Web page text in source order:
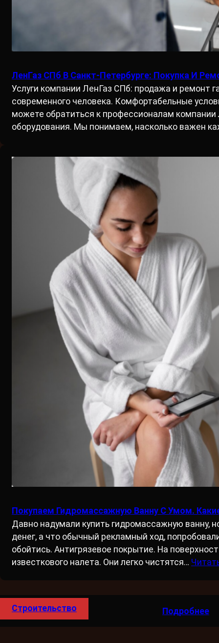
ЛенГаз СПб В Санкт-Петербурге: Покупка И
Услуги компании ЛенГаз СПб: продажа и ремонт
современного человека. Комфортабельные
можете обратиться к профессионалам
оборудования. Мы понимаем, насколько важен
Покупаем Гидромассажную Ванну С Умом.
Давно надумали купить гидромассажную ванну,
денег, а что обычный рекламный ход,
обойтись. Антигрязевое покрытие. На
известкового налета. Они легко чистятся…
Строительство Подробнее